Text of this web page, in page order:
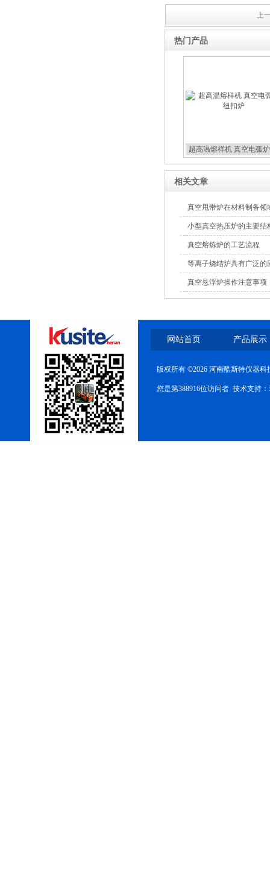
上
热门产品
超高温熔样机 真空电弧
相关文章
真空甩带炉在材料制备领
小型真空热压炉的主要结
真空熔炼炉的工艺流程
等离子烧结炉具有广泛的
真空悬浮炉操作注意事项
网站首页 产品展示
版权所有 ©2026 河南酷斯特仪器
您是第388916位访问者 技术支持：